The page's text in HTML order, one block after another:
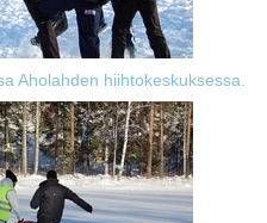
Aholahden hiihtokeskuksessa.